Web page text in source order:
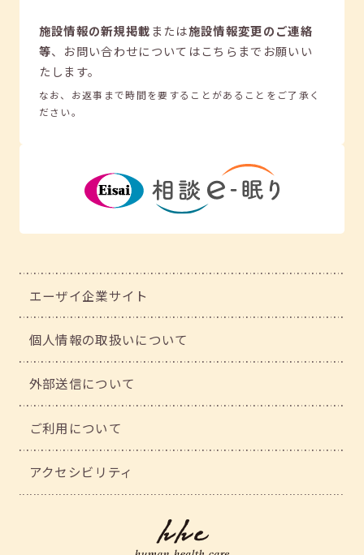
施設情報の新規掲載または施設情報変更のご連絡
等、 お問い合わせについてはこちらまでお願いい
たします。
なお、お返事まで時間を要することがあることをご了承く
ださい。
エーザイ企業サイト
個人情報の取扱いについて
外部送信について
ご利用について
アクセシビリティ